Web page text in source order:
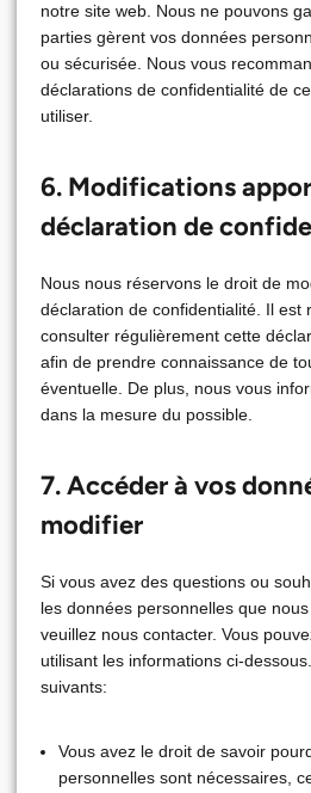
notre site web. Nous ne pouvons
parties gèrent vos données
ou sécurisée. Nous vous
déclarations de confidentialité de
utiliser.
6. Modifications
déclaration de
Nous nous réservons le droit de
déclaration de confidentialité. Il est
consulter régulièrement cette
afin de prendre connaissance de
éventuelle. De plus, nous vous
dans la mesure du possible.
7. Accéder à vos
modifier
Si vous avez des questions ou
les données personnelles que
veuillez nous contacter. Vous
utilisant les informations ci-
suivants:
Vous avez le droit de savoir
personnelles sont nécessaires,